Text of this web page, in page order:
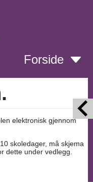
Forside
elektronisk gjennom
skoledager, må skjema
dette under vedlegg.